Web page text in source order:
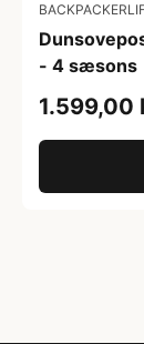
- 4 sæsons
1.599,00